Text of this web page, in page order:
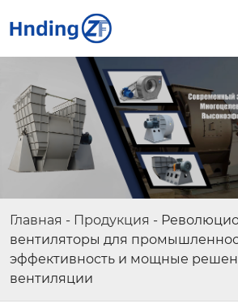
Главная - Продукция -
вентиляторы для
эффективность и мощные
вентиляции